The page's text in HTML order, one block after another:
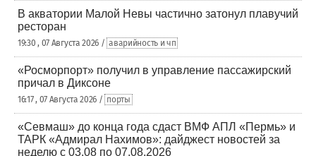
В акватории Малой Невы частично затонул плавучий
ресторан
19:30 , 07 Августа 2026 / аварийность и чп
«Росморпорт» получил в управление пассажирский
причал в Диксоне
16:17 , 07 Августа 2026 / порты
«Севмаш» до конца года сдаст ВМФ АПЛ «Пермь» и
ТАРК «Адмирал Нахимов»: дайджест новостей за
неделю с 03.08 по 07.08.2026